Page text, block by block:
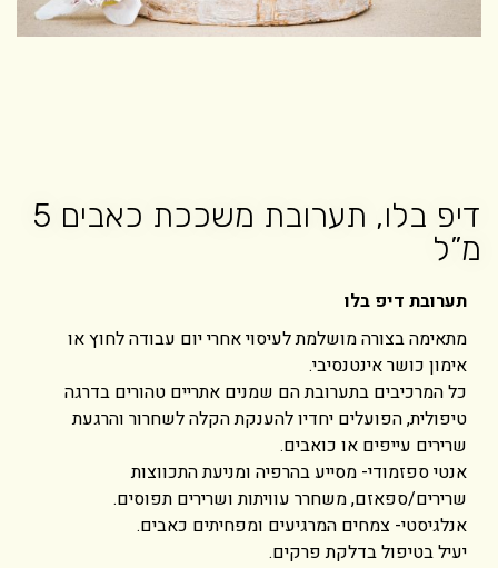
דיפ בלו, תערובת משככת כאבים 5
מ”ל
תערובת דיפ בלו
מתאימה בצורה מושלמת לעיסוי אחרי יום עבודה לחוץ או
אימון כושר אינטנסיבי.
כל המרכיבים בתערובת הם שמנים אתריים טהורים בדרגה
טיפולית, הפועלים יחדיו להענקת הקלה לשחרור והרגעת
שרירים עייפים או כואבים.
אנטי ספזמודי- מסייע בהרפיה ומניעת התכווצות
שרירים/ספאזם, משחרר עוויתות ושרירים תפוסים.
אנלגיסטי- צמחים המרגיעים ומפחיתים כאבים.
יעיל בטיפול בדלקת פרקים.